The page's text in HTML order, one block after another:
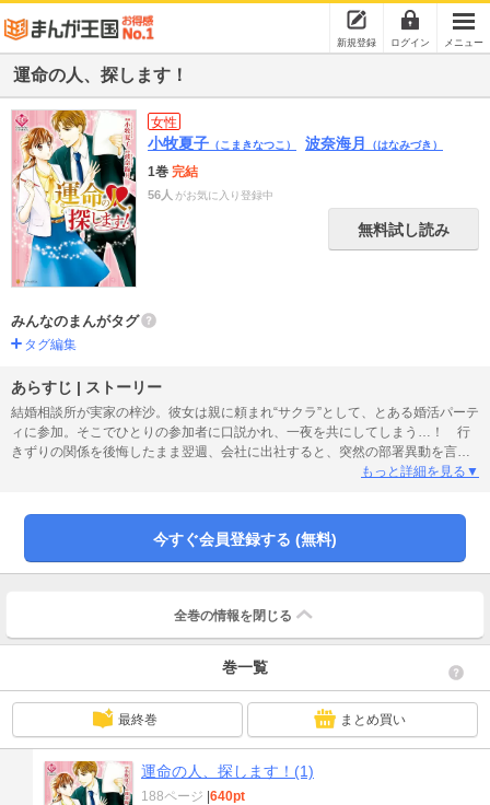
新規登録 ログイン メニュー
運命の人、探します！
女性
小牧夏子 （こまきなつこ） 波奈海月 （はなみづき）
1巻 完結
56人 がお気に入り登録中
無料試し読み
みんなのまんがタグ
タグ編集
あらすじ | ストーリー
結婚相談所が実家の梓沙。彼女は親に頼まれ“サクラ”として、とある婚活パーテ
ィに参加。そこでひとりの参加者に口説かれ、一夜を共にしてしまう…！ 行
きずりの関係を後悔したまま翌週、会社に出社すると、突然の部署異動を言い
わたされた。戸惑いながらも、新部署に行ってみると、なんと、新しい上司は
もっと詳細を見る▼
今すぐ会員登録する (無料)
全巻の情報を 閉じる
巻一覧
最終巻 まとめ買い
運命の人、探します！(1)
188ページ |640pt